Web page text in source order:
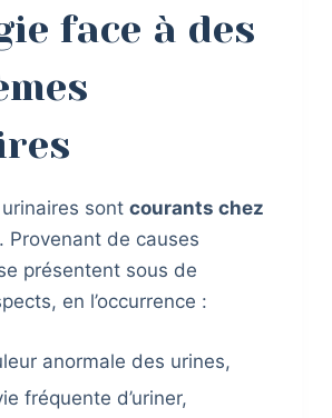
face à des
sont courants chez
. Provenant de causes
présentent sous de
en l’occurrence :
anormale des urines,
fréquente d’uriner,